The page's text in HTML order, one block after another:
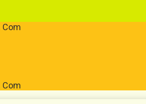
Com
Com